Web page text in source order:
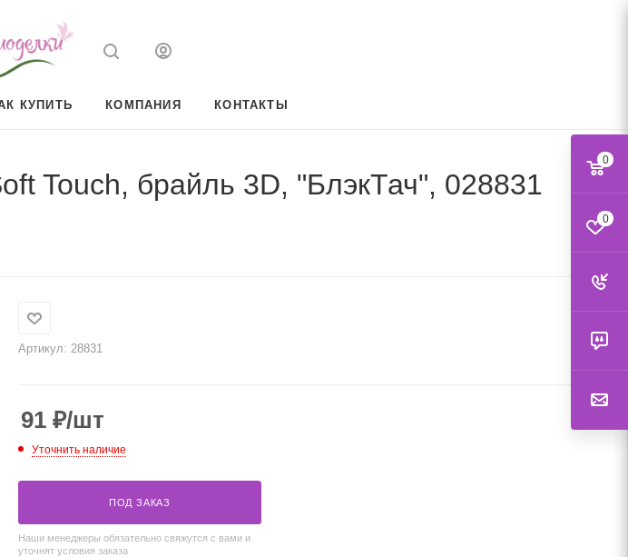
КУПИТЬ КОМПАНИЯ КОНТАКТЫ
Touch, брайль 3D, "БлэкТач", 028831
Артикул: 28831
91 ₽/шт
Уточнить наличие
ПОД ЗАКАЗ
Наши менеджеры обязательно свяжутся с вами и
уточнят условия заказа
0
0